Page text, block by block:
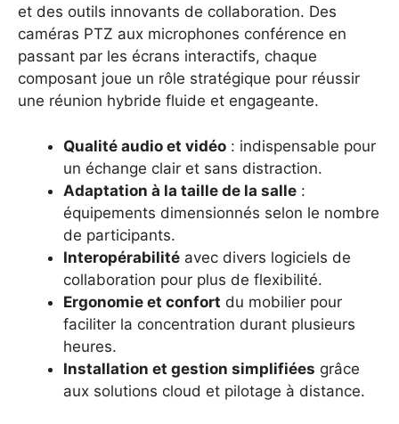
et des outils innovants de collaboration. Des
caméras PTZ aux microphones conférence en
passant par les écrans interactifs, chaque
composant joue un rôle stratégique pour réussir
une réunion hybride fluide et engageante.
Qualité audio et vidéo : indispensable pour
un échange clair et sans distraction.
Adaptation à la taille de la salle :
équipements dimensionnés selon le nombre
de participants.
Interopérabilité avec divers logiciels de
collaboration pour plus de flexibilité.
Ergonomie et confort du mobilier pour
faciliter la concentration durant plusieurs
heures.
Installation et gestion simplifiées grâce
aux solutions cloud et pilotage à distance.